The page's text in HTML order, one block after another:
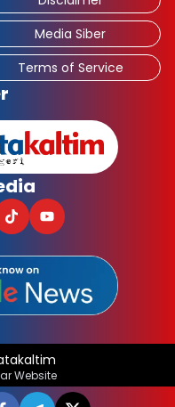
Media Siber
Terms of Service
Website